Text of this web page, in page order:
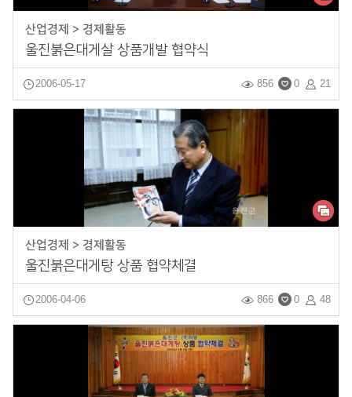
산업경제 > 경제활동
울진붉은대게살 상품개발 협약식
2006-05-17 21
0
856
산업경제 > 경제활동
울진붉은대게탕 상품 협약체결
2006-04-06 48
0
866